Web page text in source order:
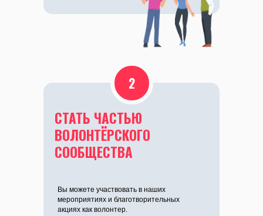
СТАТЬ ЧАСТЬЮ
ВОЛОНТЁРСКОГО
СООБЩЕСТВА
Вы можете участвовать в наших
мероприятиях и благотворительных
акциях как волонтер.
2